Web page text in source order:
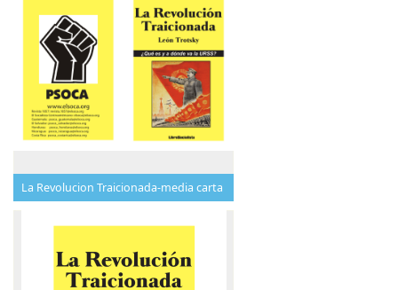
La Revolucion Traicionada-media carta